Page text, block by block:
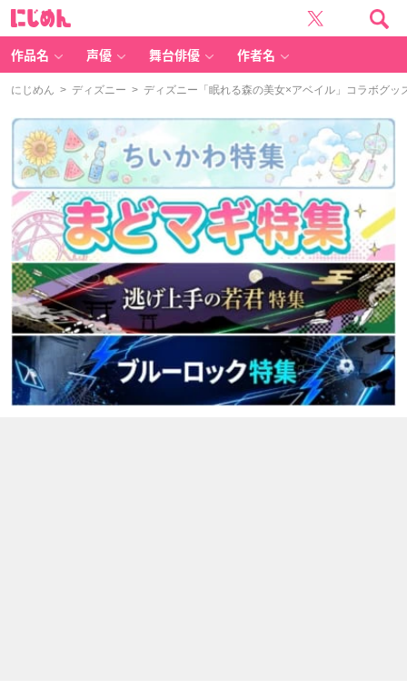
作品名 声優 舞台俳優 作者名
にじめん > ディズニー > ディズニー「眠れる森の美女×アベイル」コラボグ